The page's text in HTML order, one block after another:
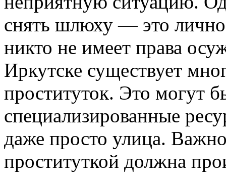
снять шлюху — это
никто не имеет права
Иркутске существует
проституток. Это могут
специализированные
даже просто улица.
проституткой должна